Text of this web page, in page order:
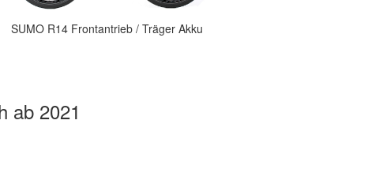
SUMO R14 Frontantrieb / Träger Akku
ab 2021